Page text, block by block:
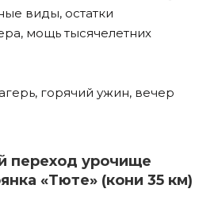
виды, остатки
мощь тысячелетних
горячий ужин, вечер
переход урочище
«Тюте» (кони 35 км)